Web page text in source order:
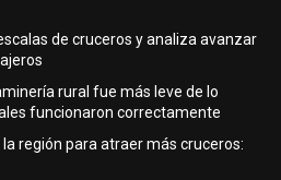
de cruceros y analiza avanzar
rural fue más leve de lo
funcionaron correctamente
región para atraer más cruceros: